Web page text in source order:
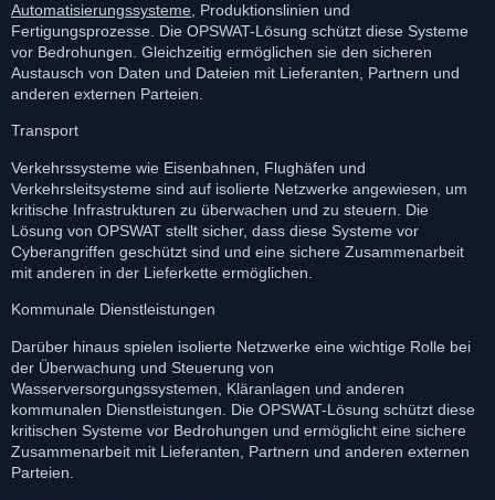
Automatisierungssysteme , Produktionslinien und
Fertigungsprozesse. Die OPSWAT-Lösung schützt diese Systeme
vor Bedrohungen. Gleichzeitig ermöglichen sie den sicheren
Austausch von Daten und Dateien mit Lieferanten, Partnern und
anderen externen Parteien.
Transport
Verkehrssysteme wie Eisenbahnen, Flughäfen und
Verkehrsleitsysteme sind auf isolierte Netzwerke angewiesen, um
kritische Infrastrukturen zu überwachen und zu steuern. Die
Lösung von OPSWAT stellt sicher, dass diese Systeme vor
Cyberangriffen geschützt sind und eine sichere Zusammenarbeit
mit anderen in der Lieferkette ermöglichen.
Kommunale Dienstleistungen
Darüber hinaus spielen isolierte Netzwerke eine wichtige Rolle bei
der Überwachung und Steuerung von
Wasserversorgungssystemen, Kläranlagen und anderen
kommunalen Dienstleistungen. Die OPSWAT-Lösung schützt diese
kritischen Systeme vor Bedrohungen und ermöglicht eine sichere
Zusammenarbeit mit Lieferanten, Partnern und anderen externen
Parteien.